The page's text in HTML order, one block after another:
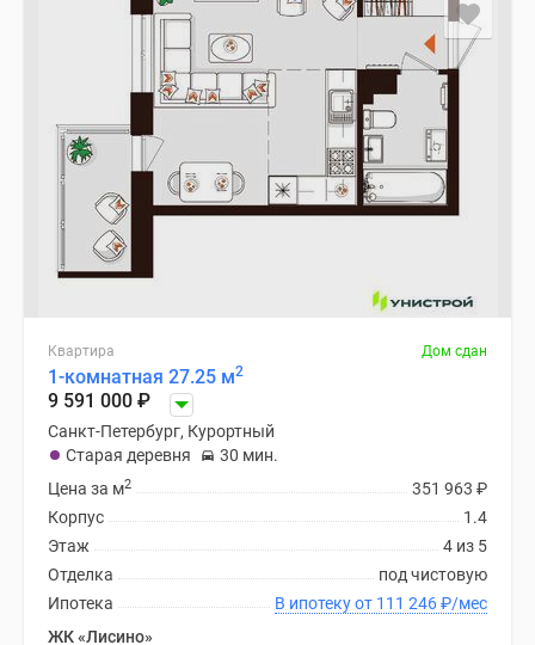
Квартира Дом сдан
1-комнатная 27.25 м2
9 591 000 ₽
Санкт-Петербург, Курортный
Старая деревня
30 мин.
351 963 ₽
Цена за м2
1.4
Корпус
4 из 5
Этаж
под чистовую
Отделка
В ипотеку от 111 246₽/мес
Ипотека
ЖК «Лисино»